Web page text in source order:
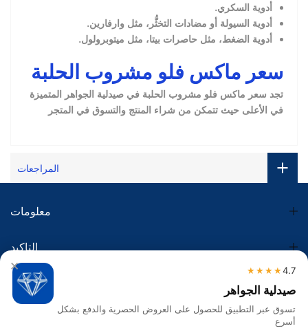
أدوية السكري.
أدوية السيولة أو مضادات التخثُّر، مثل وارفارين.
أدوية الضغط، مثل حاصرات بيتا، مثل ميتوبرولول.
سعر ماكس فلو مشروب الحلبة
تجد سعر ماكس فلو مشروب الحلبة في صيدلية الجواهر المتميزة
في الأعلى حيث تتمكن من شراء المنتج والتسوق في المتجر
المراجعات
معلومات
التاكيد
الضريبة
× 4.7
★★★★
صيدلية الجواهر
تسوق عبر التطبيق للحصول على العروض الحصرية والدفع بشكل
أسرع